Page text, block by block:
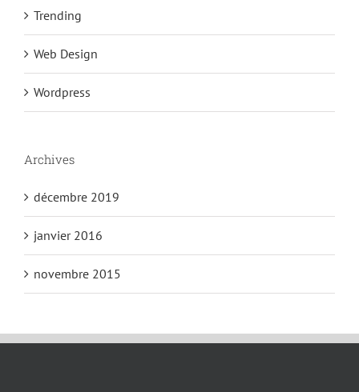
Trending
Web Design
Wordpress
Archives
décembre 2019
janvier 2016
novembre 2015